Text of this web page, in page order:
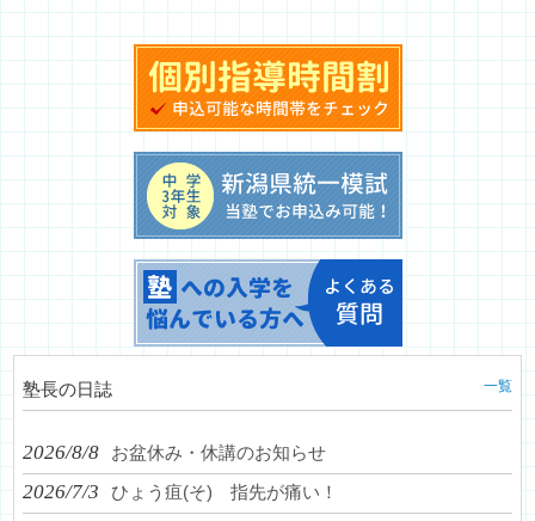
塾長の日誌 一覧
2026/8/8 お盆休み・休講のお知らせ
2026/7/3 ひょう疽(そ) 指先が痛い！